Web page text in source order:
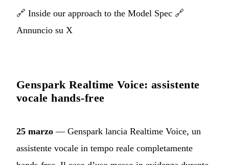
🔗 Inside our approach to the Model Spec 🔗
Annuncio su X
Genspark Realtime Voice: assistente
vocale hands-free
25 marzo — Genspark lancia Realtime Voice, un
assistente vocale in tempo reale completamente